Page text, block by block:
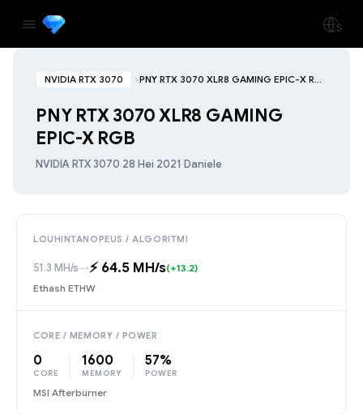
NVIDIA RTX 3070 PNY RTX 3070 XLR8 GAMING EPIC-X RGB
PNY RTX 3070 XLR8 GAMING
EPIC-X RGB
NVIDIA RTX 3070·28 Hei 2021·Daniele
LOUHINTANOPEUS / ALGORITMI
51.3 MH/s→⚡️ 64.5 MH/s(+13.2)
Ethash ETHW
CORE / MEMORY / POWER
0
CORE
1600
MEMORY
57%
POWER
MSI Afterburner